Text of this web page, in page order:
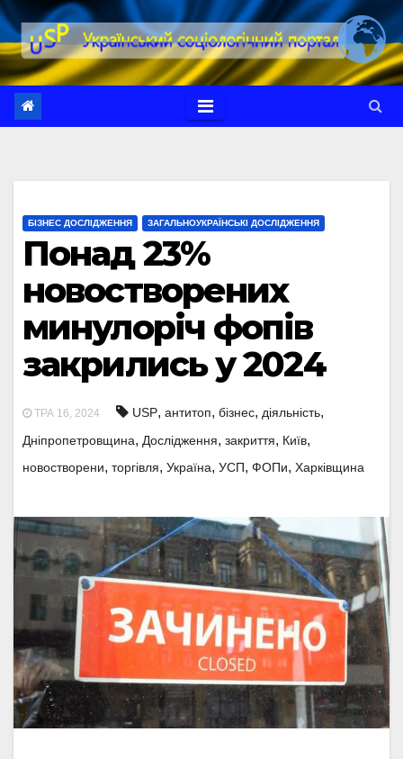
Перейти
до
вмісту
БІЗНЕС ДОСЛІДЖЕННЯ ЗАГАЛЬНОУКРАЇНСЬКІ ДОСЛІДЖЕННЯ
Понад 23%
новостворених
минулоріч фопів
закрились у 2024
ТРА 16, 2024 USP, антитоп, бізнес, діяльність,
Дніпропетровщина, Дослідження, закриття, Київ,
новостворени, торгівля, Україна, УСП, ФОПи, Харківщина